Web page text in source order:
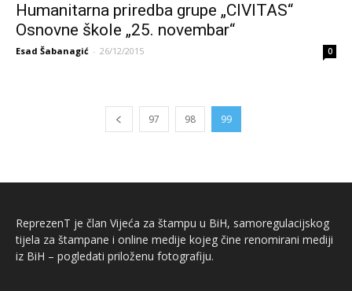
Humanitarna priredba grupe „CIVITAS“
Osnovne škole „25. novembar“
Esad Šabanagić - 26/12/2015 0
97 98 99
ReprezenT je član Vijeća za štampu u BiH, samoregulacijskog
tijela za štampane i online medije kojeg čine renomirani mediji
iz BiH – pogledati priloženu fotografiju.